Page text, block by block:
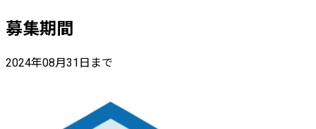
募集期間
2024年08月31日まで